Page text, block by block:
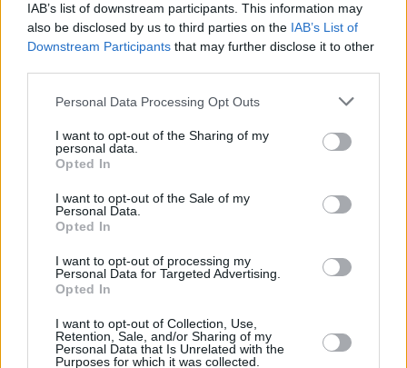
IAB’s list of downstream participants. This information may
also be disclosed by us to third parties on the IAB’s List of
Downstream Participants that may further disclose it to other
Please note that this website/app uses one or more Google
not limited to your visit or usage behaviour. You may click to
grant or deny consent to Google and its third-party tags to
use your data for below specified purposes in below Google
consent section.
Personal Data Processing Opt Outs
I want to opt-out of the Sharing of my
personal data.
Opted In
I want to opt-out of the Sale of my
Personal Data.
Opted In
I want to opt-out of processing my
Personal Data for Targeted Advertising.
Opted In
I want to opt-out of Collection, Use,
Retention, Sale, and/or Sharing of my
Personal Data that Is Unrelated with the
Purposes for which it was collected.